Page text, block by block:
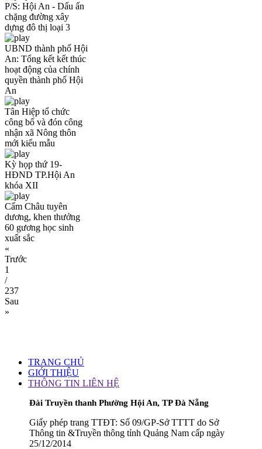
P/S: Hội An - Dấu ấn
chặng đường xây
dựng đô thị loại 3
UBND thành phố Hội
An: Tổng kết kết thúc
hoạt động của chính
quyền thành phố Hội
An
Tân Hiệp tổ chức
công bố và đón công
nhận xã Nông thôn
mới kiểu mẫu
Kỳ họp thứ 19-
HĐND TP.Hội An
khóa XII
Cẩm Châu tuyên
dương, khen thưởng
60 gương học sinh
xuất sắc
«
Trước
1
/
237
Sau
»
TRANG CHỦ
GIỚI THIỆU
THÔNG TIN LIÊN HỆ
Đài Truyền thanh Phường Hội An, TP Đà Nẵng
Giấy phép trang TTĐT: Số 09/GP-Sở TTTT do Sở
Thông tin &Truyền thông tỉnh Quảng Nam cấp ngày
25/12/2014